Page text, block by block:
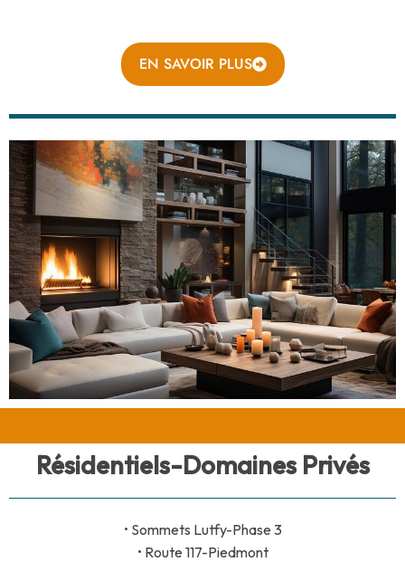
EN SAVOIR PLUS
Résidentiels-Domaines Privés
• Sommets Lutfy-Phase 3
• Route 117-Piedmont